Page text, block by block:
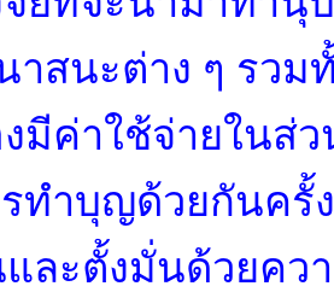
าสนะต่าง ๆ รว
มีค่าใช้จ่ายในส่
ทำบุญด้วยกันครั้
ละตั้งมั่นด้วยคว